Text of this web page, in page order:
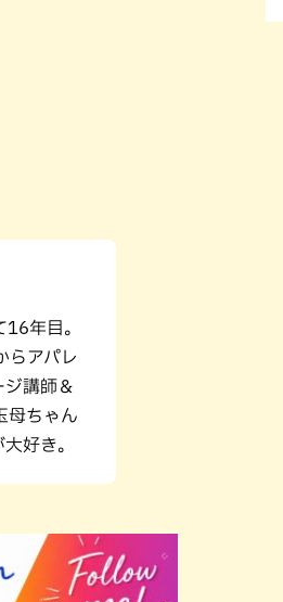
年目。
らアパレ
ジ講師＆
母ちゃん
好き。